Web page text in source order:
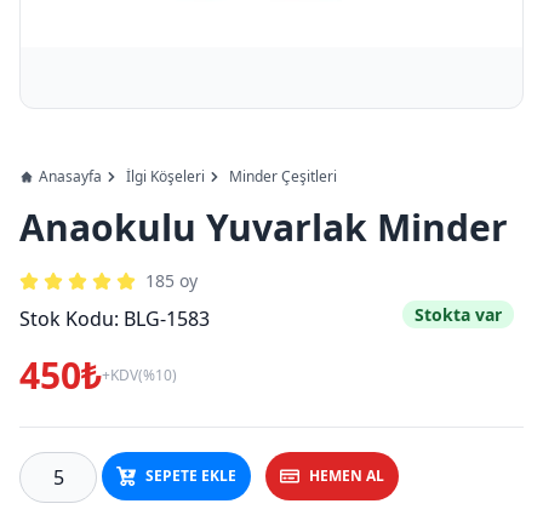
Anasayfa İlgi Köşeleri Minder Çeşitleri
Anaokulu Yuvarlak Minder
185 oy
Stok Kodu: BLG-1583 Stokta var
450₺+KDV(%10)
SEPETE EKLE HEMEN AL